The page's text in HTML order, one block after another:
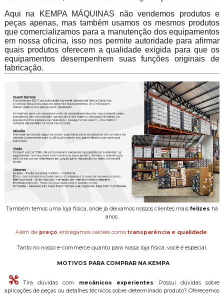
Aqui na KEMPA MÁQUINAS não vendemos produtos e
peças apenas, mas também usamos os mesmos produtos
que comercializamos para a manutenção dos equipamentos
em nossa oficina, isso nos permite autoridade para afirmar
quais produtos oferecem a qualidade exigida para que os
equipamentos desempenhem suas funções originais de
fabricação.
Também temos uma loja física, onde já deixamos nossos clientes mais felizes há
anos.
Além de preço, entregamos valores comotransparência e qualidade.
Tanto no nosso e-commerce quanto para nossa loja física, você é especial.
MOTIVOS PARA COMPRAR NA KEMPA
Tira dúvidas com mecânicos experientes: Possui dúvidas sobre
aplicações de peças ou detalhes técnicos sobre determinado produto? Oferecemos